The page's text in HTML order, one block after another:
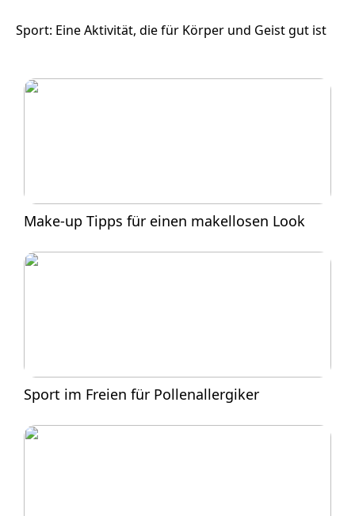
Sport: Eine Aktivität, die für Körper und Geist gut ist
Make-up Tipps für einen makellosen Look
Sport im Freien für Pollenallergiker